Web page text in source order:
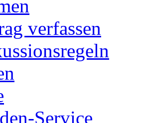
verfassen
Service